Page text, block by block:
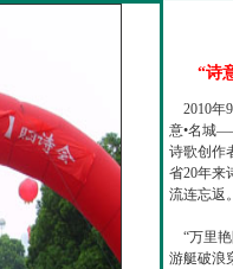
“诗
2010年
意•名城
诗歌创作
省20年来
流连忘返
“万里艳
游艇破浪